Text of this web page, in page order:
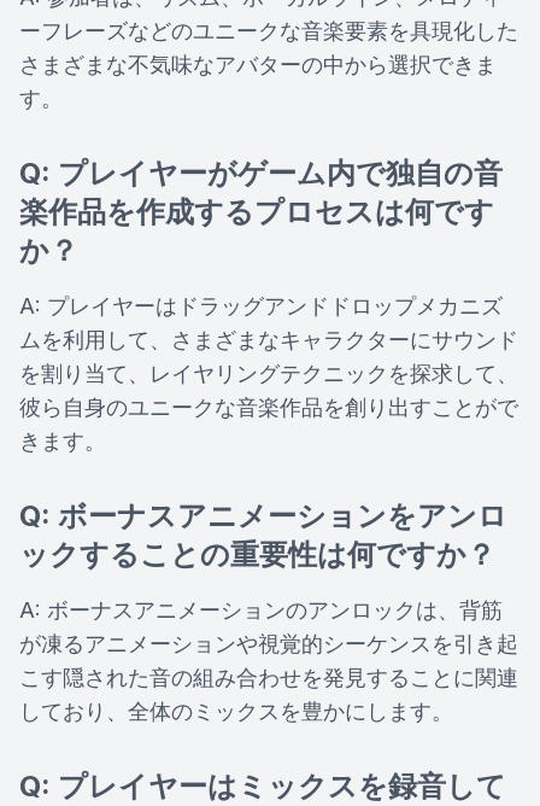
ーフレーズなどのユニークな音楽要素を具現化した
さまざまな不気味なアバターの中から選択できま
す。
Q: プレイヤーがゲーム内で独自の音
楽作品を作成するプロセスは何です
か？
A: プレイヤーはドラッグアンドドロップメカニズ
ムを利用して、さまざまなキャラクターにサウンド
を割り当て、レイヤリングテクニックを探求して、
彼ら自身のユニークな音楽作品を創り出すことがで
きます。
Q: ボーナスアニメーションをアンロ
ックすることの重要性は何ですか？
A: ボーナスアニメーションのアンロックは、背筋
が凍るアニメーションや視覚的シーケンスを引き起
こす隠された音の組み合わせを発見することに関連
しており、全体のミックスを豊かにします。
Q: プレイヤーはミックスを録音して